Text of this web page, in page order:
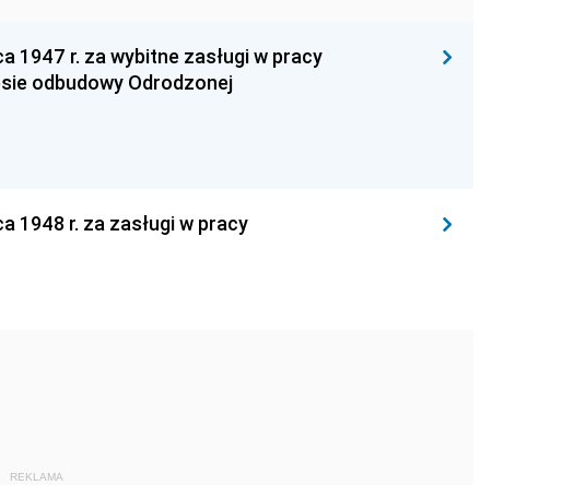
1947 r. za wybitne zasługi w pracy
odbudowy Odrodzonej
1948 r. za zasługi w pracy
REKLAMA